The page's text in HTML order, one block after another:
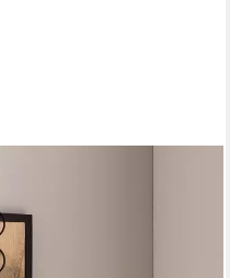
cm Massivholz
Mango Massivholz Metall
Regal Hängend Industrial